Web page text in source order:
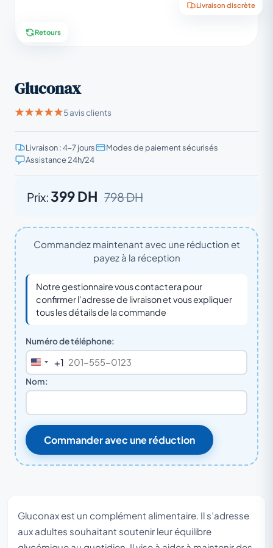
Livraison discrète
Retours
Gluconax
5 avis clients
Livraison : 4–7 jours
Modes de paiement sécurisés
Assistance 24h/24
Prix:399 DH 798 DH
Commandez maintenant avec une réduction et
payez à la réception
Notre gestionnaire vous contactera pour
confirmer l'adresse de livraison et vous expliquer
tous les détails de la commande
Numéro de téléphone:
United
States
+1
Nom:
Commander avec une réduction
Gluconax est un complément alimentaire. Il s’adresse
aux adultes souhaitant soutenir leur équilibre